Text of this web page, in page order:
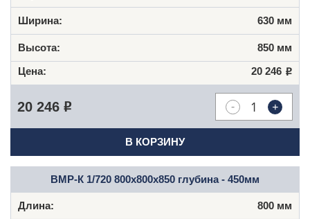
630 мм
850 мм
20 246 Р
- +
20 246 Р
В КОРЗИНУ
ВМР-К 1/720 800х800х850 глубина - 450мм
800 мм